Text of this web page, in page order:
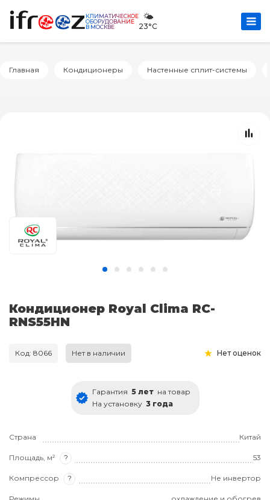
КЛИМАТИЧЕСКОЕ
ОБОРУДОВАНИЕ
В МОСКВЕ
🌤️
23°C
Главная Кондиционеры Настенные сплит-системы
Кондиционер Royal Clima RC-
RNS55HN
Код: 8066 Нет в наличии Нет оценок
Гарантия 5 лет на товар
На установку 3 года
Страна Китай
Площадь, м² ? 53
Компрессор ? Не инвертор